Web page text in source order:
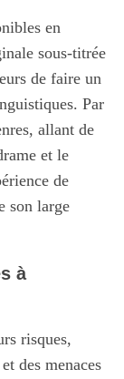
en
sous-titrée
de faire un
Par
allant de
et le
de
son large
à
risques,
des menaces